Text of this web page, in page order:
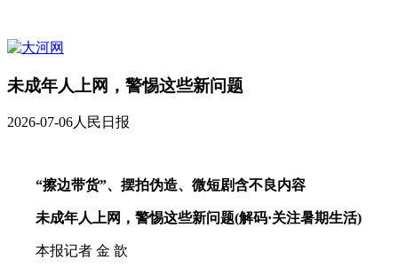
未成年人上网，警惕这些新问题
2026-07-06人民日报
“擦边带货”、摆拍伪造、微短剧含不良内容
未成年人上网，警惕这些新问题(解码·关注暑期生活)
本报记者 金 歆